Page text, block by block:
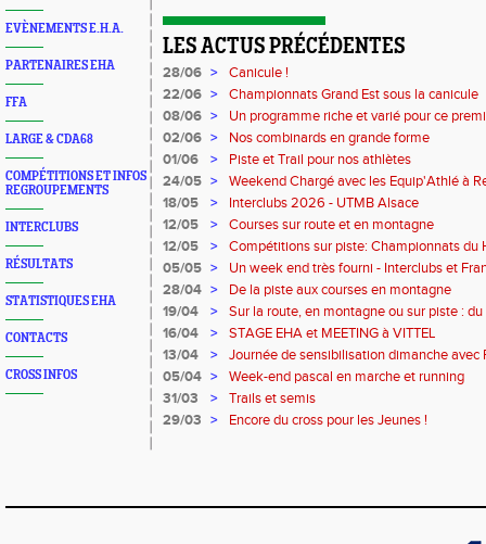
EVÈNEMENTS E.H.A.
PARTENAIRES EHA
FFA
LARGE & CDA68
COMPÉTITIONS ET INFOS
REGROUPEMENTS
INTERCLUBS
RÉSULTATS
STATISTIQUES EHA
CONTACTS
CROSS INFOS
LES ACTUS PRÉCÉDENTES
28/06 >
Canicule !
22/06 >
Championnats Grand Est sous la canicule
08/06 >
Un programme riche et varié pour ce
02/06 >
Nos combinards en grande forme
01/06
>
Piste et Trail pour nos athlètes
24/05 >
Weekend Chargé avec les Equip'Athlé à
Reims pour les Benjamins
18/05 >
Interclubs 2026 - UTMB Alsace
12/05
>
Courses sur route et en montagne
12/05
>
Compétitions sur piste: Championnats du
équip'athlé U14-U16
05/05 >
Un week end très fourni - Interclubs et
!
28/04 >
De la piste aux courses en montagne
19/04
>
Sur la route, en montagne ou sur piste :
Charlottesville en passant par le Portugal
16/04 >
STAGE EHA et MEETING à VITTEL
13/04
>
Journée de sensibilisation dimanche avec
l'association vivre avec Parkinson
05/04 >
Week-end pascal en marche et running
31/03
>
Trails et semis
29/03 > Encore du cross pour les Jeunes !